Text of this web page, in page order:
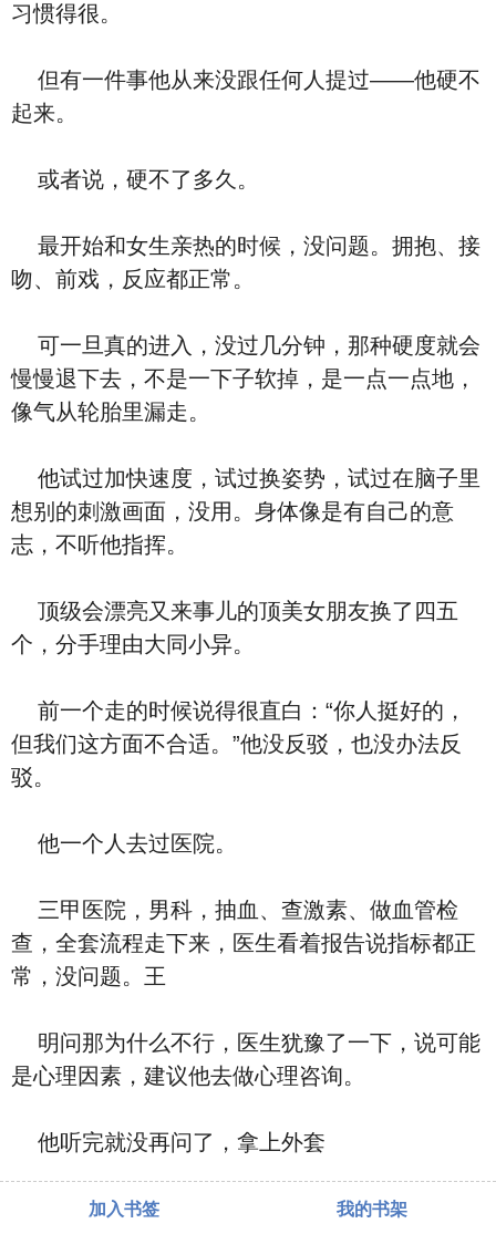
习惯得很。
但有一件事他从来没跟任何人提过——他硬不
起来。
或者说，硬不了多久。
最开始和女生亲热的时候，没问题。拥抱、接
吻、前戏，反应都正常。
可一旦真的进入，没过几分钟，那种硬度就会
慢慢退下去，不是一下子软掉，是一点一点地，
像气从轮胎里漏走。
他试过加快速度，试过换姿势，试过在脑子里
想别的刺激画面，没用。身体像是有自己的意
志，不听他指挥。
顶级会漂亮又来事儿的顶美女朋友换了四五
个，分手理由大同小异。
前一个走的时候说得很直白：“你人挺好的，
但我们这方面不合适。”他没反驳，也没办法反
驳。
他一个人去过医院。
三甲医院，男科，抽血、查激素、做血管检
查，全套流程走下来，医生看着报告说指标都正
常，没问题。王
明问那为什么不行，医生犹豫了一下，说可能
是心理因素，建议他去做心理咨询。
他听完就没再问了，拿上外套
加入书签 我的书架